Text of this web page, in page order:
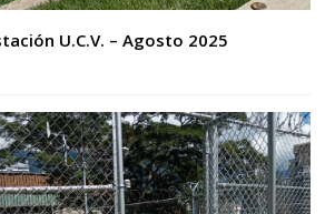
U.C.V. – Agosto 2025